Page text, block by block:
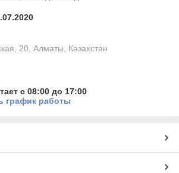
20, Алматы, Казахстан
с 08:00 до 17:00
график работы